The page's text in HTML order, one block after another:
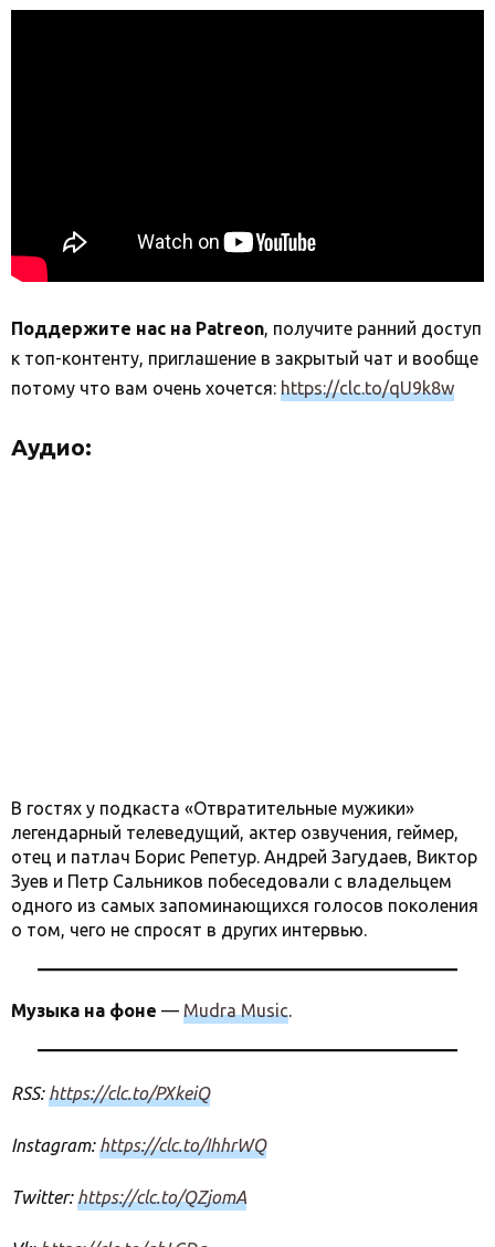
Поддержите нас на Patreon, получите ранний доступ
к топ-контенту, приглашение в закрытый чат и вообще
потому что вам очень хочется: https://clc.to/qU9k8w
Аудио:
В гостях у подкаста «Отвратительные мужики»
легендарный телеведущий, актер озвучения, геймер,
отец и патлач Борис Репетур. Андрей Загудаев, Виктор
Зуев и Петр Сальников побеседовали с владельцем
одного из самых запоминающихся голосов поколения
о том, чего не спросят в других интервью.
Музыка на фоне — Mudra Music.
RSS:https://clc.to/PXkeiQ
Instagram:https://clc.to/IhhrWQ
Twitter:https://clc.to/QZjomA